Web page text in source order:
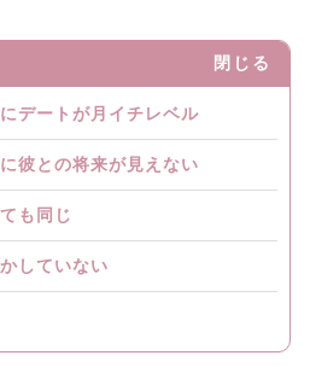
閉じる
デートが月イチレベル
彼との将来が見えない
も同じ
していない